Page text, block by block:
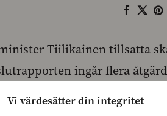
Vi värdesätter din integritet
Tiilikainen tillsatta
ingår flera